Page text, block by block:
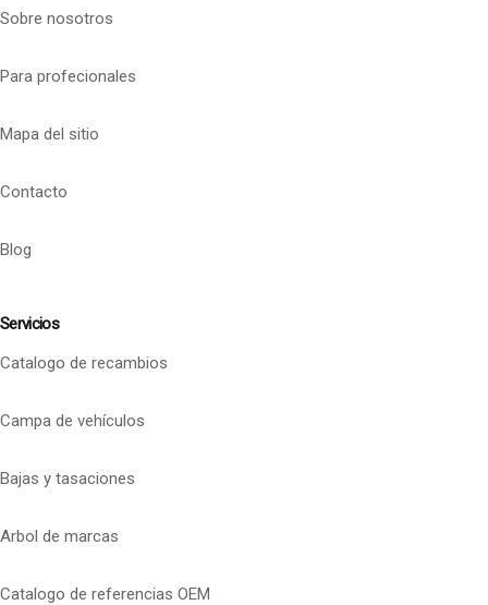
Sobre nosotros
Para profecionales
Mapa del sitio
Contacto
Blog
Servicios
Catalogo de recambios
Campa de vehículos
Bajas y tasaciones
Arbol de marcas
Catalogo de referencias OEM